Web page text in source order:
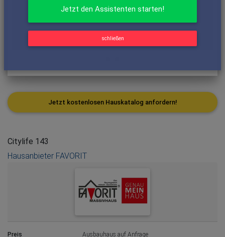
Jetzt den Assistenten starten!
schließen
Citylife 143
Hausanbieter FAVORIT
Preis
Ausbauhaus auf Anfrage
Jetzt kostenlosen Hauskatalog anfordern!